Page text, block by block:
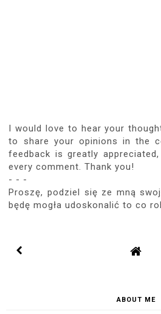
I would love to hear your
to share your opinions in the
feedback is greatly
every comment. Thank you!
- - -
Proszę, podziel się ze mną
będę mogła udoskonalić to co
ABOUT ME